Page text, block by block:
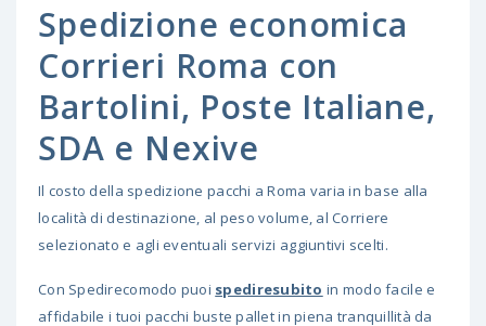
Spedizione economica
Corrieri Roma con
Bartolini, Poste Italiane,
SDA e Nexive
Il costo della spedizione pacchi a Roma varia in base alla
località di destinazione, al peso volume, al Corriere
selezionato e agli eventuali servizi aggiuntivi scelti.
Con Spedirecomodo puoi spediresubito in modo facile e
affidabile i tuoi pacchi buste pallet in piena tranquillità da